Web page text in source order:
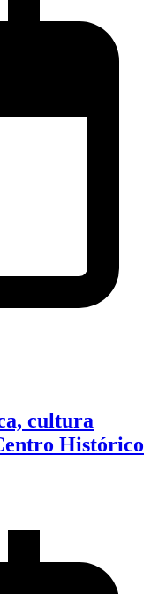
cultura
Histórico